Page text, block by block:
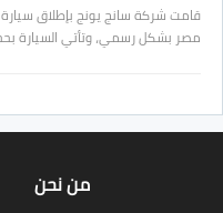
مصر بشكل رسمي، وتأتي السيارة
من نحن